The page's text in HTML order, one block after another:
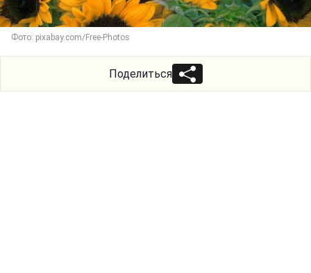
Фото: pixabay.com/Free-Photos
Поделиться